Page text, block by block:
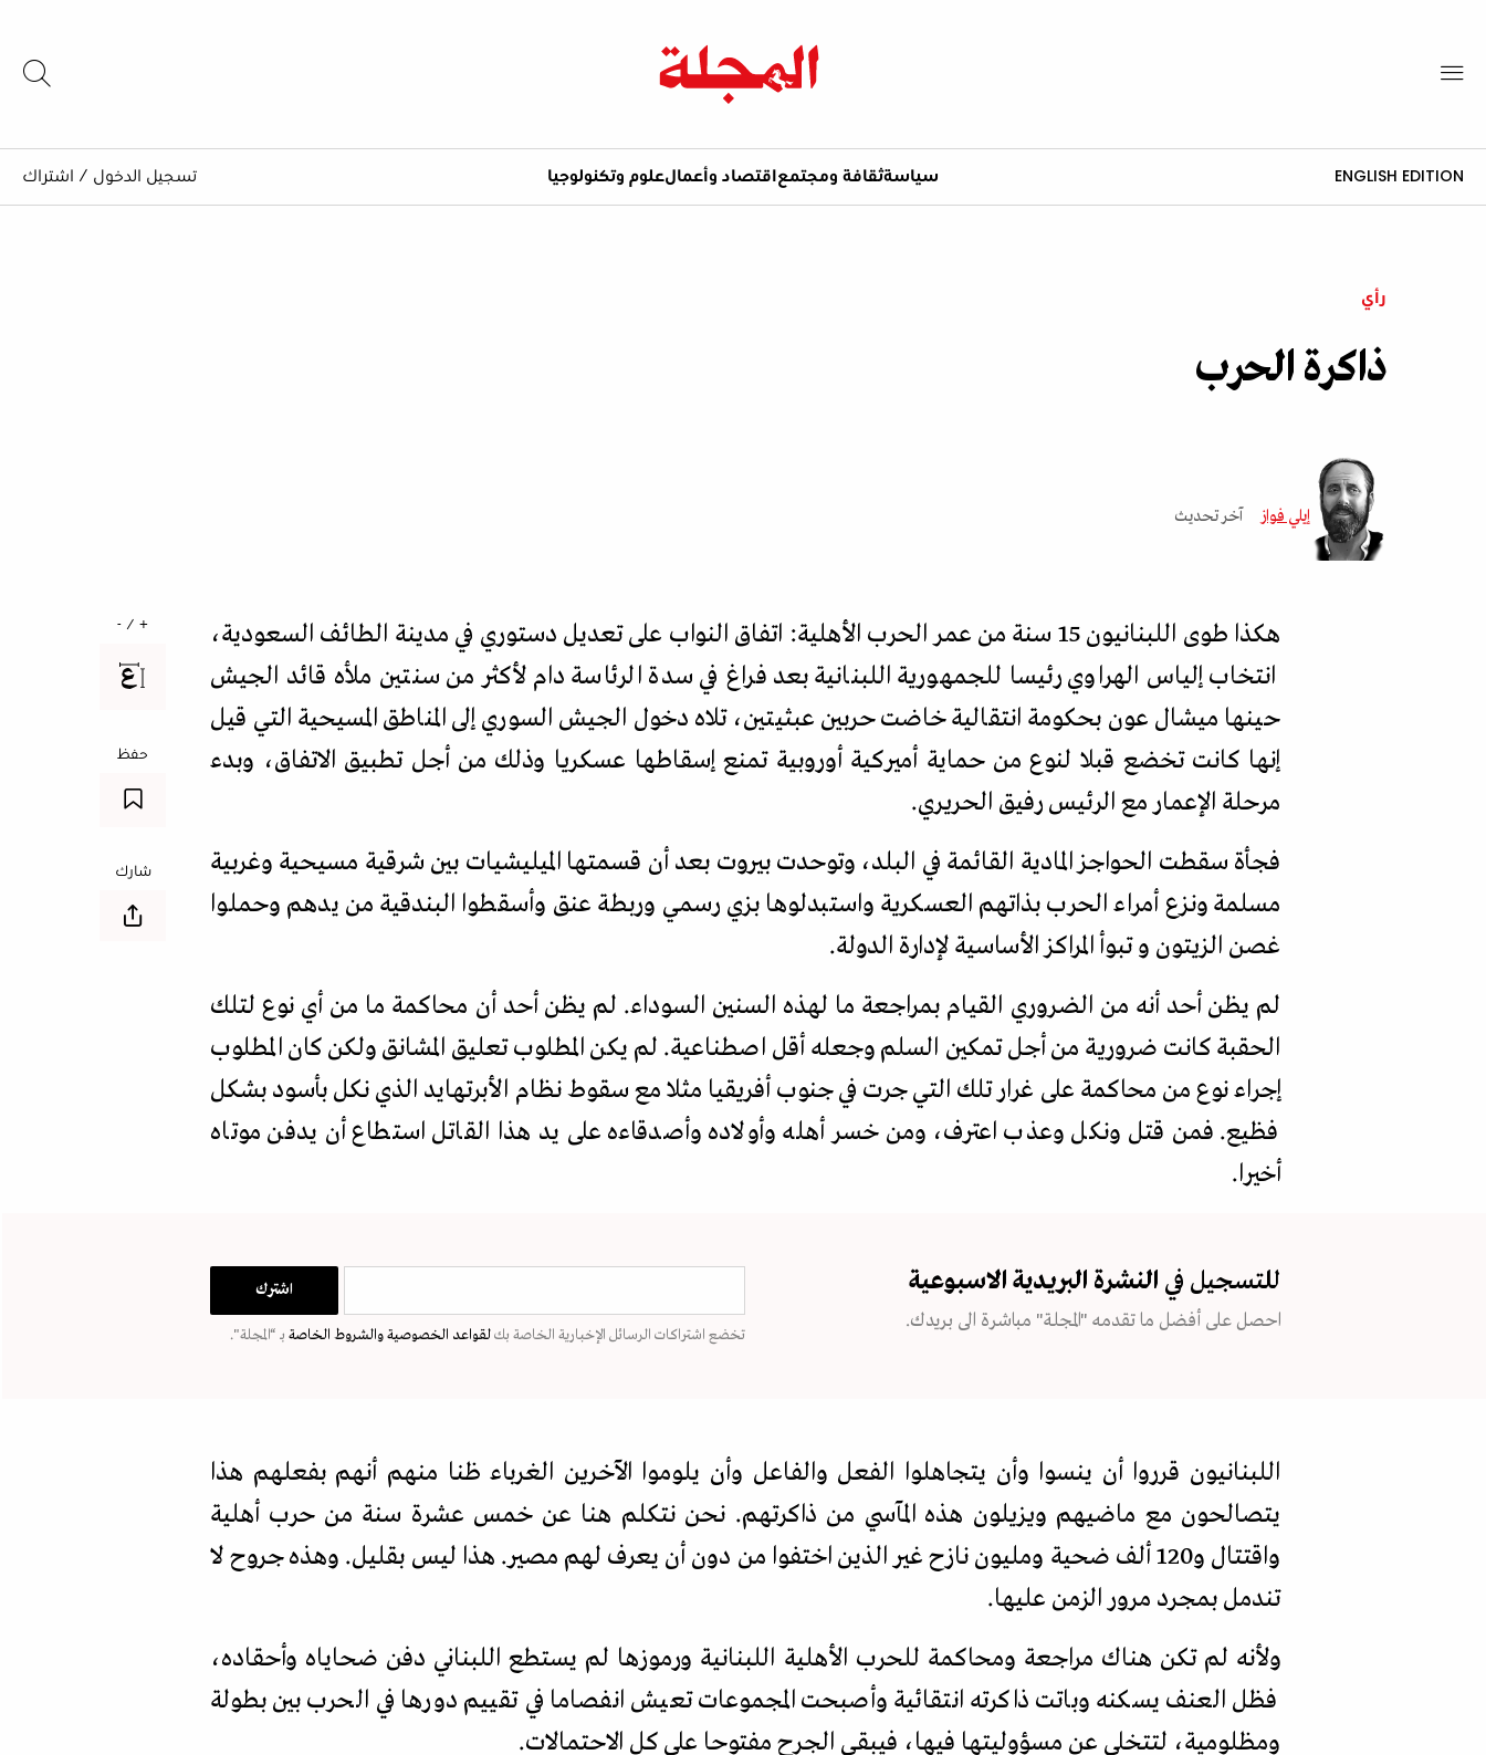
ENGLISH EDITION سياسةثقافة ومجتمع اقتصاد وأعمالعلوم وتكنولوجيا تسجيل الدخول / اشتراك
رأي
ذاكرة الحرب
إيلي فواز آخر تحديث
هكذا طوى اللبنانيون 15 سنة من عمر الحرب الأهلية: اتفاق النواب على تعديل دستوري في مدينة الطائف السعودية،
انتخاب إلياس الهراوي رئيسا للجمهورية اللبنانية بعد فراغ في سدة الرئاسة دام لأكثر من سنتين ملأه قائد الجيش
حينها ميشال عون بحكومة انتقالية خاضت حربين عبثيتين، تلاه دخول الجيش السوري إلى المناطق المسيحية التي قيل
إنها كانت تخضع قبلا لنوع من حماية أميركية أوروبية تمنع إسقاطها عسكريا وذلك من أجل تطبيق الاتفاق، وبدء
مرحلة الإعمار مع الرئيس رفيق الحريري.
فجأة سقطت الحواجز المادية القائمة في البلد، وتوحدت بيروت بعد أن قسمتها الميليشيات بين شرقية مسيحية وغربية
مسلمة ونزع أمراء الحرب بذاتهم العسكرية واستبدلوها بزي رسمي وربطة عنق وأسقطوا البندقية من يدهم وحملوا
غصن الزيتون و تبوأ المراكز الأساسية لإدارة الدولة.
لم يظن أحد أنه من الضروري القيام بمراجعة ما لهذه السنين السوداء. لم يظن أحد أن محاكمة ما من أي نوع لتلك
الحقبة كانت ضرورية من أجل تمكين السلم وجعله أقل اصطناعية. لم يكن المطلوب تعليق المشانق ولكن كان المطلوب
إجراء نوع من محاكمة على غرار تلك التي جرت في جنوب أفريقيا مثلا مع سقوط نظام الأبرتهايد الذي نكل بأسود بشكل
فظيع. فمن قتل ونكل وعذب اعترف، ومن خسر أهله وأولاده وأصدقاءه على يد هذا القاتل استطاع أن يدفن موتاه
أخيرا.
للتسجيل في النشرة البريدية الاسبوعية
احصل على أفضل ما تقدمه "المجلة" مباشرة الى بريدك.
تخضع اشتراكات الرسائل الإخبارية الخاصة بكلقواعد الخصوصيةوالشروط الخاصة بـ “المجلة".
اللبنانيون قرروا أن ينسوا وأن يتجاهلوا الفعل والفاعل وأن يلوموا الآخرين الغرباء ظنا منهم أنهم بفعلهم هذا
يتصالحون مع ماضيهم ويزيلون هذه المآسي من ذاكرتهم. نحن نتكلم هنا عن خمس عشرة سنة من حرب أهلية
واقتتال و120 ألف ضحية ومليون نازح غير الذين اختفوا من دون أن يعرف لهم مصير. هذا ليس بقليل. وهذه جروح لا
تندمل بمجرد مرور الزمن عليها.
ولأنه لم تكن هناك مراجعة ومحاكمة للحرب الأهلية اللبنانية ورموزها لم يستطع اللبناني دفن ضحاياه وأحقاده،
فظل العنف يسكنه وباتت ذاكرته انتقائية وأصبحت المجموعات تعيش انفصاما في تقييم دورها في الحرب بين بطولة
ومظلومية، لتتخلى عن مسؤوليتها فيها، فيبقى الجرح مفتوحا على كل الاحتمالات.
+ / -
حفظ
شارك